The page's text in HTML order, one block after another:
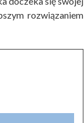
rozwiązaniem